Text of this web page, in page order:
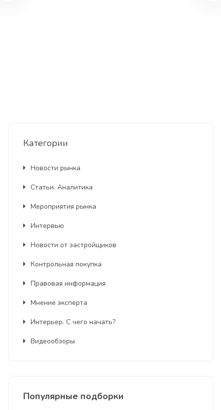
Категории
Новости рынка
Статьи. Аналитика
Мероприятия рынка
Интервью
Новости от застройщиков
Контрольная покупка
Правовая информация
Мнение эксперта
Интерьер. С чего начать?
Видеообзоры
Популярные подборки